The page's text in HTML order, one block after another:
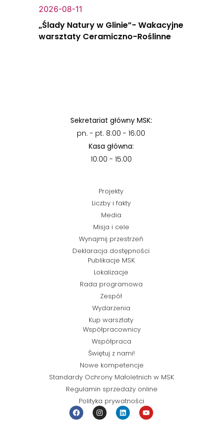
2026-08-11
„Ślady Natury w Glinie”- Wakacyjne
warsztaty Ceramiczno-Roślinne
Sekretariat główny MSK:
pn. - pt. 8:00 - 16:00
Kasa główna:
10:00 - 15:00
Projekty
Liczby i fakty
Media
Misja i cele
Wynajmij przestrzeń
Deklaracja dostępności
Publikacje MSK
Lokalizacje
Rada programowa
Zespół
Wydarzenia
Kup warsztaty
Współpracownicy
Współpraca
Świętuj z nami!
Nowe kompetencje
Standardy Ochrony Małoletnich w MSK
Regulamin sprzedaży online
Polityka prywatności